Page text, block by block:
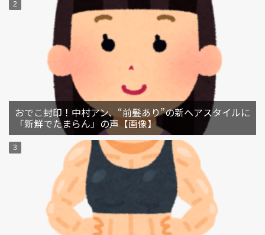
おでこ封印！中村アン、“前髪あり”の新ヘアスタイルに
「新鮮でたまらん」の声【画像】